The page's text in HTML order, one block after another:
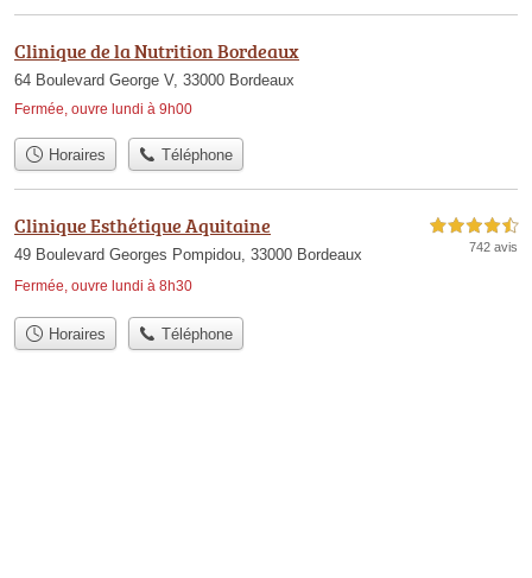
Clinique de la Nutrition Bordeaux
64 Boulevard George V, 33000 Bordeaux
Fermée, ouvre lundi à 9h00
Horaires Téléphone
Clinique Esthétique Aquitaine
49 Boulevard Georges Pompidou, 33000 Bordeaux
Fermée, ouvre lundi à 8h30
4,5 étoiles sur 5
742 avis
Horaires Téléphone